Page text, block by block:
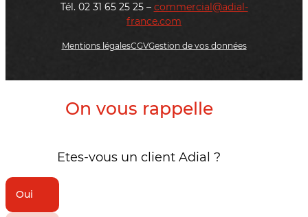
Tél. 02 31 65 25 25 – commercial@adial-
france.com
Mentions légalesCGVGestion de vos données
On vous rappelle
Etes-vous un client Adial ?
Oui